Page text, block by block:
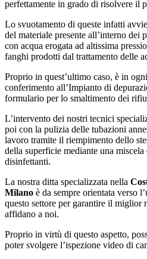
perfettamente in grado di risolvere il
Lo svuotamento di queste infatti
del materiale presente all’interno dei
con acqua erogata ad altissima
fanghi prodotti dal trattamento delle
Proprio in quest’ultimo caso, è in
conferimento all’Impianto di
formulario per lo smaltimento dei
L’intervento dei nostri tecnici
poi con la pulizia delle tubazioni
lavoro tramite il riempimento dello
della superficie mediante una miscela
disinfettanti.
La nostra ditta specializzata nella
Milano è da sempre orientata verso
questo settore per garantire il miglior
affidano a noi.
Proprio in virtù di questo aspetto,
poter svolgere l’ispezione video di